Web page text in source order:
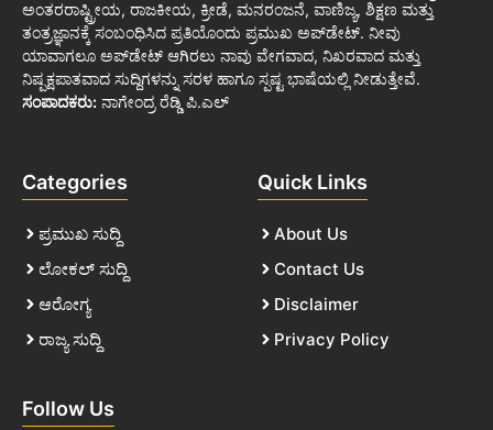
ಅಂತರರಾಷ್ಟ್ರೀಯ, ರಾಜಕೀಯ, ಕ್ರೀಡೆ, ಮನರಂಜನೆ, ವಾಣಿಜ್ಯ, ಶಿಕ್ಷಣ ಮತ್ತು
ತಂತ್ರಜ್ಞಾನಕ್ಕೆ ಸಂಬಂಧಿಸಿದ ಪ್ರತಿಯೊಂದು ಪ್ರಮುಖ ಅಪ್‌ಡೇಟ್. ನೀವು
ಯಾವಾಗಲೂ ಅಪ್‌ಡೇಟ್ ಆಗಿರಲು ನಾವು ವೇಗವಾದ, ನಿಖರವಾದ ಮತ್ತು
ನಿಷ್ಪಕ್ಷಪಾತವಾದ ಸುದ್ದಿಗಳನ್ನು ಸರಳ ಹಾಗೂ ಸ್ಪಷ್ಟ ಭಾಷೆಯಲ್ಲಿ ನೀಡುತ್ತೇವೆ.
ಸಂಪಾದಕರು: ನಾಗೇಂದ್ರ ರೆಡ್ಡಿ ಪಿ.ಎಲ್
Categories
ಪ್ರಮುಖ ಸುದ್ದಿ
ಲೋಕಲ್ ಸುದ್ದಿ
ಆರೋಗ್ಯ
ರಾಜ್ಯ ಸುದ್ದಿ
Quick Links
About Us
Contact Us
Disclaimer
Privacy Policy
Follow Us